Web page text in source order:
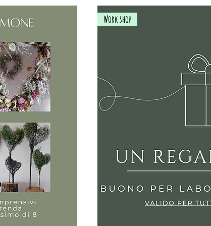
Work shop